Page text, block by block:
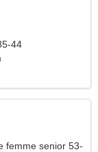
44
femme senior 53-